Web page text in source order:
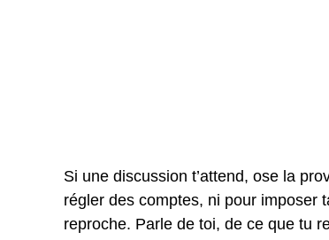
Si une discussion t’attend, ose la
régler des comptes, ni pour imposer
reproche. Parle de toi, de ce que tu